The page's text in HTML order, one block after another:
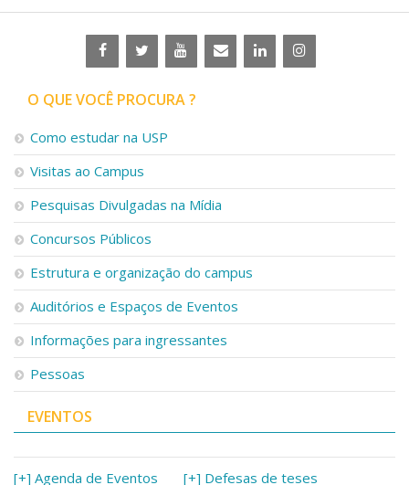
O QUE VOCÊ PROCURA ?
Como estudar na USP
Visitas ao Campus
Pesquisas Divulgadas na Mídia
Concursos Públicos
Estrutura e organização do campus
Auditórios e Espaços de Eventos
Informações para ingressantes
Pessoas
EVENTOS
[+] Agenda de Eventos [+] Defesas de teses